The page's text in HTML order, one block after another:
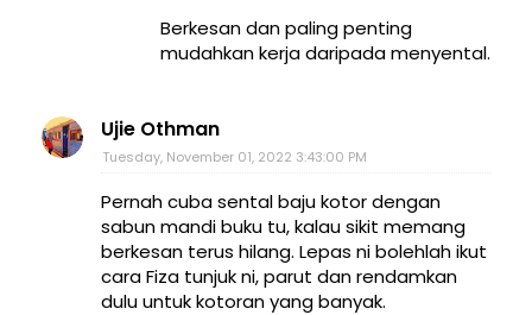
Berkesan dan paling penting
mudahkan kerja daripada menyental.
Ujie Othman
Tuesday, November 01, 2022 3:43:00 PM
Pernah cuba sental baju kotor dengan
sabun mandi buku tu, kalau sikit memang
berkesan terus hilang. Lepas ni bolehlah ikut
cara Fiza tunjuk ni, parut dan rendamkan
dulu untuk kotoran yang banyak.